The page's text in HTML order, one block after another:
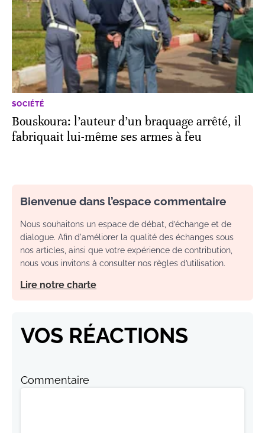
SOCIÉTÉ
Bouskoura: l’auteur d’un braquage arrêté, il
fabriquait lui-même ses armes à feu
Bienvenue dans l’espace commentaire
Nous souhaitons un espace de débat, d’échange et de
dialogue. Afin d'améliorer la qualité des échanges sous
nos articles, ainsi que votre expérience de contribution,
nous vous invitons à consulter nos règles d’utilisation.
Lire notre charte
VOS RÉACTIONS
Commentaire